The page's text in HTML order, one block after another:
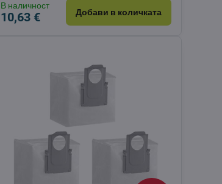
В наличност
10,63 € Добави в количката